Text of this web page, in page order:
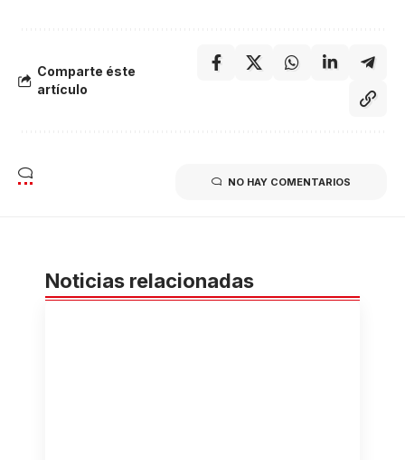
Comparte éste
artículo
NO HAY COMENTARIOS
Noticias relacionadas